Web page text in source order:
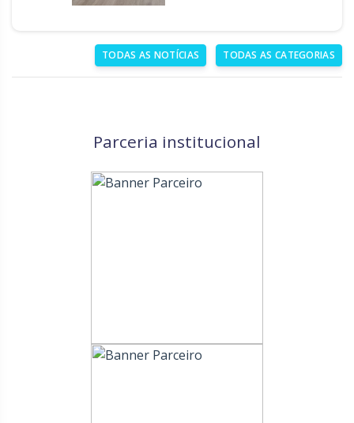
TODAS AS NOTÍCIAS TODAS AS CATEGORIAS
Parceria institucional